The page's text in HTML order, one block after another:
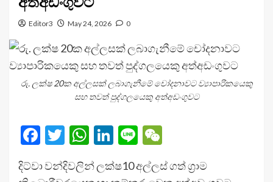
Editor3 May 24, 2026 0
රු. ලක්ෂ 20ක අල්ලසක් ලබාගැනීමේ චෝදනාවට ව්‍යාපාරිකයෙකු
සහ තවත් පුද්ගලයෙකු අත්අඩංගුවට
Facebook
Twitter
WhatsApp
LinkedIn
Line
දිට්වා වන්දිවලින් ලක්ෂ10 අල්ලස් ගත් ග්‍රාම